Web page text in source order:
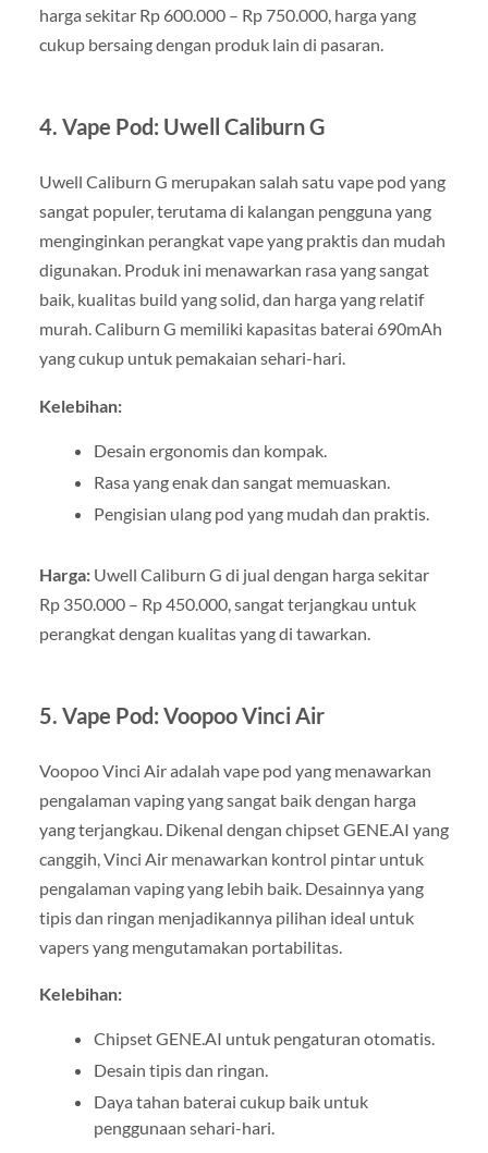
harga sekitar Rp 600.000 – Rp 750.000, harga yang
cukup bersaing dengan produk lain di pasaran.
4. Vape Pod: Uwell Caliburn G
Uwell Caliburn G merupakan salah satu vape pod yang
sangat populer, terutama di kalangan pengguna yang
menginginkan perangkat vape yang praktis dan mudah
digunakan. Produk ini menawarkan rasa yang sangat
baik, kualitas build yang solid, dan harga yang relatif
murah. Caliburn G memiliki kapasitas baterai 690mAh
yang cukup untuk pemakaian sehari-hari.
Kelebihan:
Desain ergonomis dan kompak.
Rasa yang enak dan sangat memuaskan.
Pengisian ulang pod yang mudah dan praktis.
Harga:Uwell Caliburn G di jual dengan harga sekitar
Rp 350.000 – Rp 450.000, sangat terjangkau untuk
perangkat dengan kualitas yang di tawarkan.
5. Vape Pod: Voopoo Vinci Air
Voopoo Vinci Air adalah vape pod yang menawarkan
pengalaman vaping yang sangat baik dengan harga
yang terjangkau. Dikenal dengan chipset GENE.AI yang
canggih, Vinci Air menawarkan kontrol pintar untuk
pengalaman vaping yang lebih baik. Desainnya yang
tipis dan ringan menjadikannya pilihan ideal untuk
vapers yang mengutamakan portabilitas.
Kelebihan:
Chipset GENE.AI untuk pengaturan otomatis.
Desain tipis dan ringan.
Daya tahan baterai cukup baik untuk
penggunaan sehari-hari.